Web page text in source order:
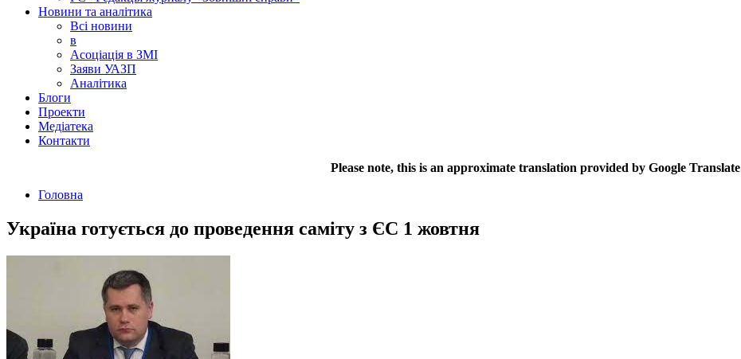
Новини та аналітика
Всі новини
в
Асоціація в ЗМІ
Заяви УАЗП
Аналітика
Блоги
Проекти
Медіатека
Контакти
Please note, this is an approximate translation provided by Google Translate
Головна
Україна готується до проведення саміту з ЄС 1 жовтня